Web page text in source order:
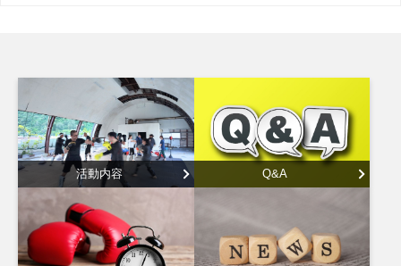
活動内容 Q&A